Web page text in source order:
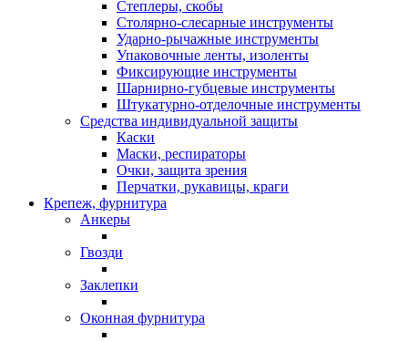
Степлеры, скобы
Столярно-слесарные инструменты
Ударно-рычажные инструменты
Упаковочные ленты, изоленты
Фиксирующие инструменты
Шарнирно-губцевые инструменты
Штукатурно-отделочные инструменты
Средства индивидуальной защиты
Каски
Маски, респираторы
Очки, защита зрения
Перчатки, рукавицы, краги
Крепеж, фурнитура
Анкеры
Гвозди
Заклепки
Оконная фурнитура